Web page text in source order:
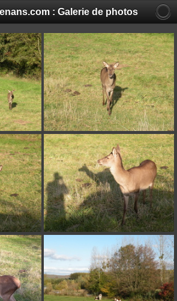
: Galerie de photos